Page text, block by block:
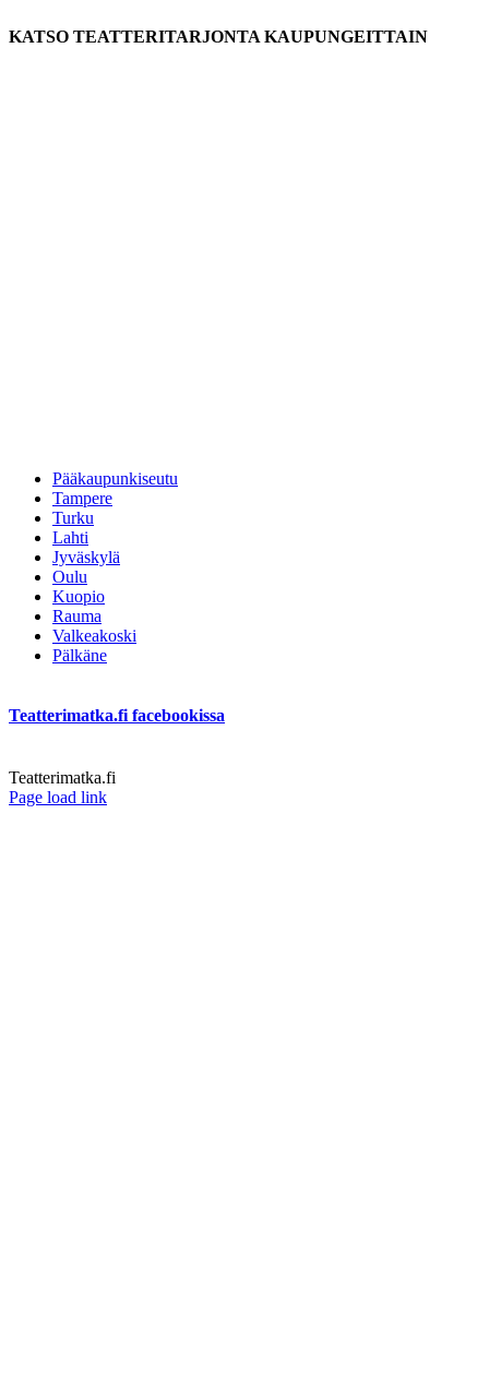
KATSO TEATTERITARJONTA KAUPUNGEITTAIN
Pääkaupunkiseutu
Tampere
Turku
Lahti
Jyväskylä
Oulu
Kuopio
Rauma
Valkeakoski
Pälkäne
Teatterimatka.fi facebookissa
Teatterimatka.fi
Facebook
Page load link